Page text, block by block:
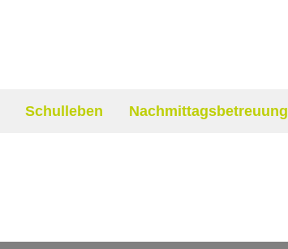
Schulleben Nachmittagsbetreuung